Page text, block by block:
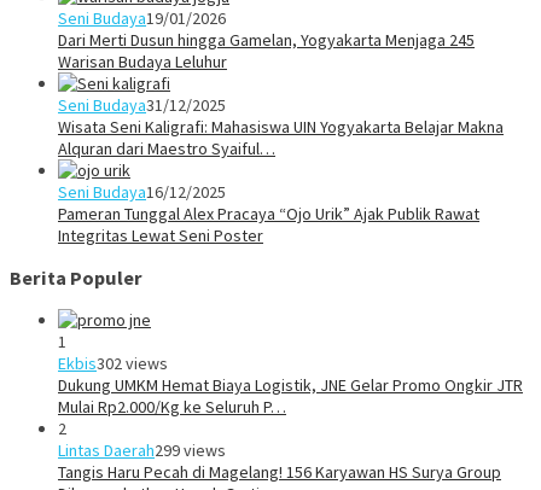
Seni Budaya19/01/2026
Dari Merti Dusun hingga Gamelan, Yogyakarta Menjaga 245
Warisan Budaya Leluhur
Seni Budaya31/12/2025
Wisata Seni Kaligrafi: Mahasiswa UIN Yogyakarta Belajar Makna
Alquran dari Maestro Syaiful…
Seni Budaya16/12/2025
Pameran Tunggal Alex Pracaya “Ojo Urik” Ajak Publik Rawat
Integritas Lewat Seni Poster
Berita Populer
1
Ekbis302 views
Dukung UMKM Hemat Biaya Logistik, JNE Gelar Promo Ongkir JTR
Mulai Rp2.000/Kg ke Seluruh P…
2
Lintas Daerah299 views
Tangis Haru Pecah di Magelang! 156 Karyawan HS Surya Group